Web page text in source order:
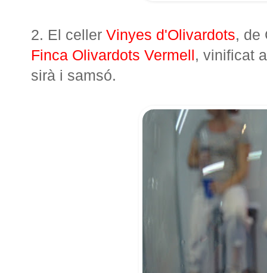
2. El celler Vinyes d'Olivardots, de
Finca Olivardots Vermell, vinificat
sirà i samsó.